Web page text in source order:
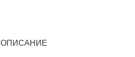
ОПИСАНИЕ